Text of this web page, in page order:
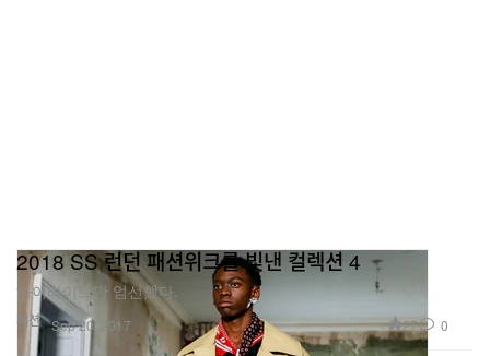
패션
2018 SS 런던 패션위크를 빛낸 컬렉션 4
하이라이트만 엄선했다.
Sep 20, 2017 27 0